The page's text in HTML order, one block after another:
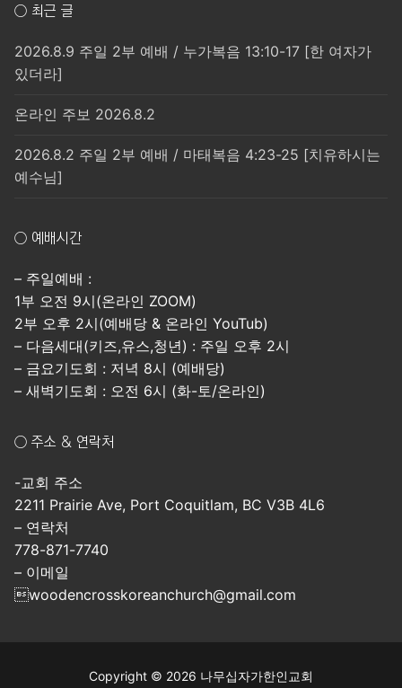
○ 최근 글
2026.8.9 주일 2부 예배 / 누가복음 13:10-17 [한 여자가
있더라]
온라인 주보 2026.8.2
2026.8.2 주일 2부 예배 / 마태복음 4:23-25 [치유하시는
예수님]
○ 예배시간
– 주일예배 :
1부 오전 9시(온라인 ZOOM)
2부 오후 2시(예배당 & 온라인 YouTub)
– 다음세대(키즈,유스,청년) : 주일 오후 2시
– 금요기도회 : 저녁 8시 (예배당)
– 새벽기도회 : 오전 6시 (화-토/온라인)
○ 주소 & 연락처
-교회 주소
2211 Prairie Ave, Port Coquitlam, BC V3B 4L6
– 연락처
778-871-7740
– 이메일
woodencrosskoreanchurch@gmail.com
Copyright © 2026 나무십자가한인교회